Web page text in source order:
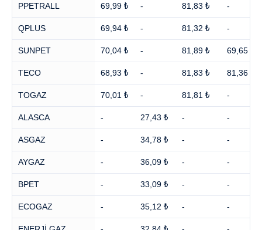
PPETRALL 69,99 ₺ - 81,83 ₺ -
QPLUS 69,94 ₺ - 81,32 ₺ -
SUNPET 70,04 ₺ - 81,89 ₺ 69,65 ₺
TECO 68,93 ₺ - 81,83 ₺ 81,36 ₺
TOGAZ 70,01 ₺ - 81,81 ₺ -
ALASCA - 27,43 ₺ - -
ASGAZ - 34,78 ₺ - -
AYGAZ - 36,09 ₺ - -
BPET - 33,09 ₺ - -
ECOGAZ - 35,12 ₺ - -